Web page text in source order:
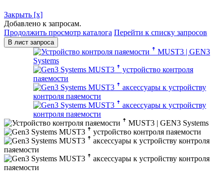
Закрыть [x]
Добавлено к запросам.
Продолжить просмотр каталога Перейти к списку запросов
В лист запроса